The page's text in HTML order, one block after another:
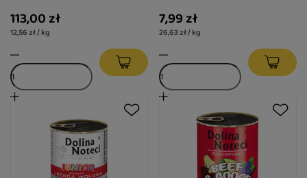
113,00 zł
12,56 zł / kg
7,99 zł
26,63 zł / kg